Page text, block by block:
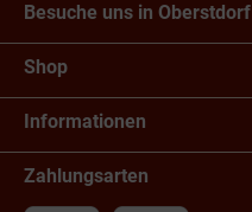
Besuche uns in Oberstdorf
Shop
Informationen
Zahlungsarten